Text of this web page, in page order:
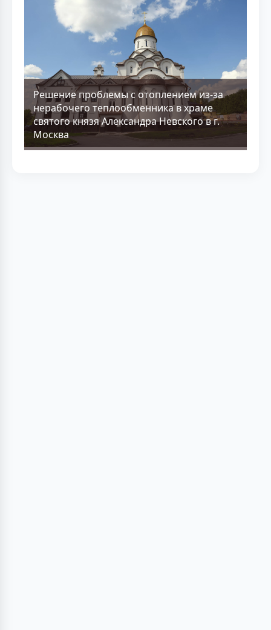
Решение проблемы с отоплением из-за
нерабочего теплообменника в храме
святого князя Александра Невского в г.
Москва